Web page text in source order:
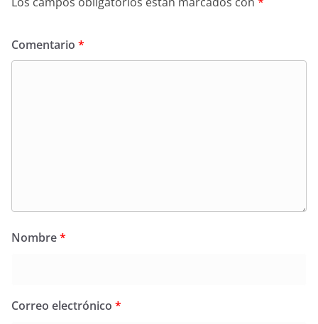
Comentario *
Nombre*
Correo electrónico *